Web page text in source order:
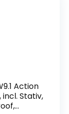
Action
incl. Stativ,